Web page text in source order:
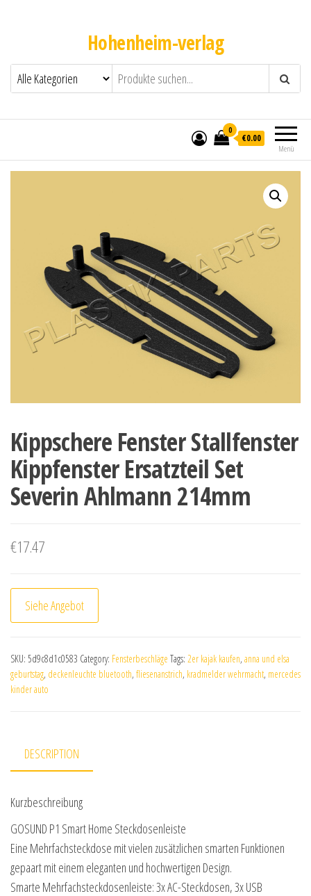
Hohenheim-verlag
Menü
0
€0.00
Kippschere Fenster Stallfenster
Kippfenster Ersatzteil Set
Severin Ahlmann 214mm
€17.47
Siehe Angebot
SKU: 5d9c8d1c0583 Category: Fensterbeschläge Tags: 2er kajak kaufen, anna und elsa
geburtstag, deckenleuchte bluetooth, fliesenanstrich, kradmelder wehrmacht, mercedes
kinder auto
DESCRIPTION
Kurzbeschreibung
GOSUND P1 Smart Home Steckdosenleiste
Eine Mehrfachsteckdose mit vielen zusätzlichen smarten Funktionen
gepaart mit einem eleganten und hochwertigen Design.
Smarte Mehrfachsteckdosenleiste: 3x AC-Steckdosen, 3x USB